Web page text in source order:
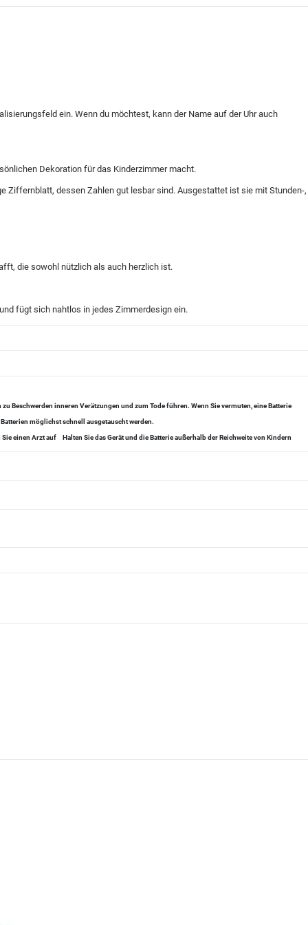
ein. Wenn du möchtest, kann der Name auf der Uhr auch
Dekoration für das Kinderzimmer macht.
Ziffernblatt, dessen Zahlen gut lesbar sind. Ausgestattet ist sie mit Stunden-,
die sowohl nützlich als auch herzlich ist.
fügt sich nahtlos in jedes Zimmerdesign ein.
Beschwerden inneren Verätzungen und zum Tode führen. Wenn Sie vermuten, eine Batterie
möglichst schnell ausgetauscht werden.
einen Arzt auf Halten Sie das Gerät und die Batterie außerhalb der Reichweite von Kindern